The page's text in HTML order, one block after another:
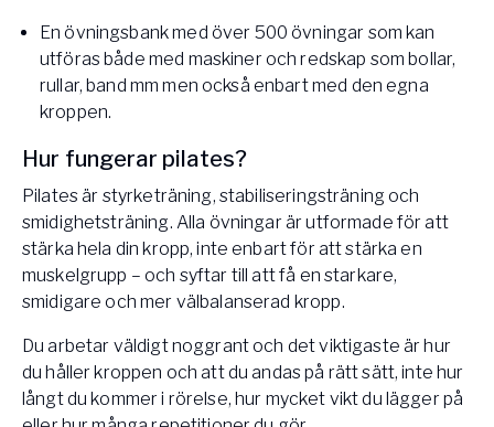
En övningsbank med över 500 övningar som kan
utföras både med maskiner och redskap som bollar,
rullar, band mm men också enbart med den egna
kroppen.
Hur fungerar pilates?
Pilates är styrketräning, stabiliseringsträning och
smidighetsträning. Alla övningar är utformade för att
stärka hela din kropp, inte enbart för att stärka en
muskelgrupp – och syftar till att få en starkare,
smidigare och mer välbalanserad kropp.
Du arbetar väldigt noggrant och det viktigaste är hur
du håller kroppen och att du andas på rätt sätt, inte hur
långt du kommer i rörelse, hur mycket vikt du lägger på